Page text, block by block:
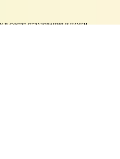
В СФЕРЕ ОБРАЗОВАНИЯ И НАУКИ